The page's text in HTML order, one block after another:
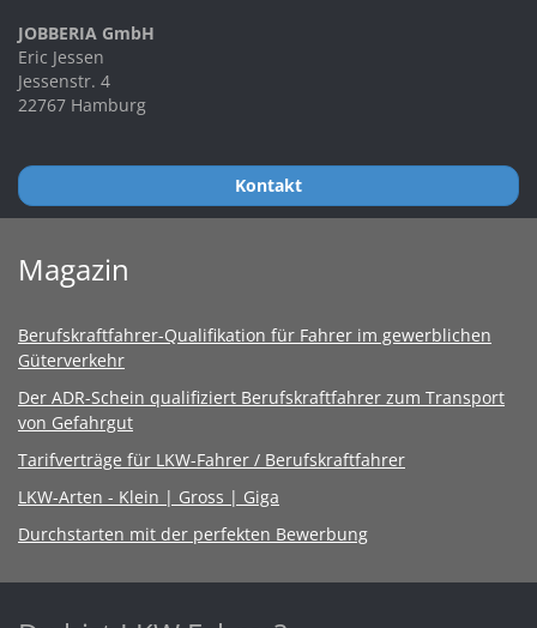
JOBBERIA GmbH
Eric Jessen
Jessenstr. 4
22767 Hamburg
Kontakt
Magazin
Berufskraftfahrer-Qualifikation für Fahrer im gewerblichen
Güterverkehr
Der ADR-Schein qualifiziert Berufskraftfahrer zum Transport
von Gefahrgut
Tarifverträge für LKW-Fahrer / Berufskraftfahrer
LKW-Arten - Klein | Gross | Giga
Durchstarten mit der perfekten Bewerbung